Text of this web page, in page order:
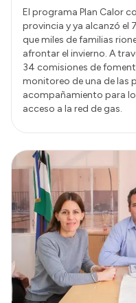
El programa Plan Calor
provincia y ya alcanzó el
que miles de familias
afrontar el invierno. A
34 comisiones de
monitoreo de una de las
acompañamiento para
acceso a la red de gas.